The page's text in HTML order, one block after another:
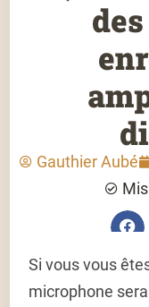
Gauthier Aubé
Si vous vous
microphone